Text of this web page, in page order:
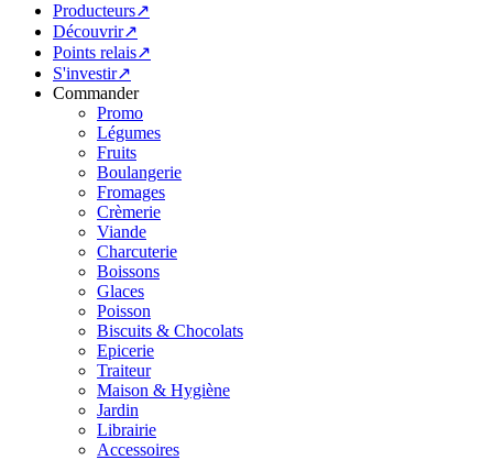
Producteurs↗
Découvrir↗
Points relais↗
S'investir↗
Commander
Promo
Légumes
Fruits
Boulangerie
Fromages
Crèmerie
Viande
Charcuterie
Boissons
Glaces
Poisson
Biscuits & Chocolats
Epicerie
Traiteur
Maison & Hygiène
Jardin
Librairie
Accessoires